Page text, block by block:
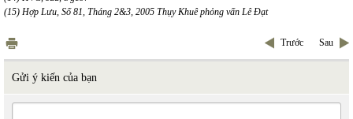
(15) Hợp Lưu, Số 81, Tháng 2&3, 2005 Thụy Khuê phỏng vấn Lê Đạt
Trước Sau
Gửi ý kiến của bạn